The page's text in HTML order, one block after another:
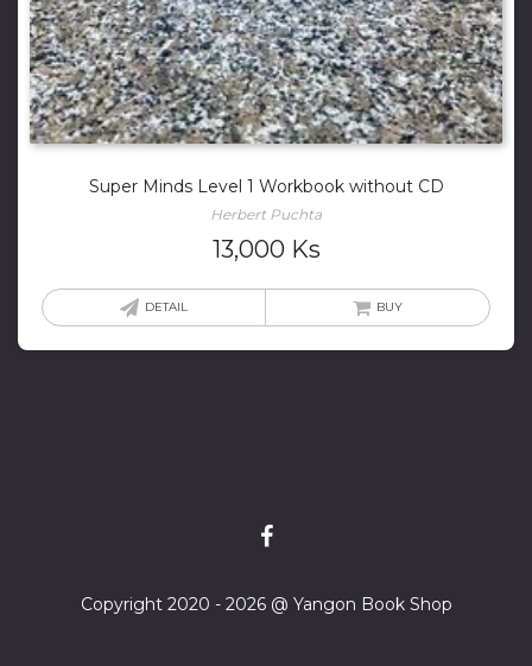
Super Minds Level 1 Workbook without CD
Herbert Puchta
13,000 Ks
DETAIL BUY
Copyright 2020 - 2026 @ Yangon Book Shop